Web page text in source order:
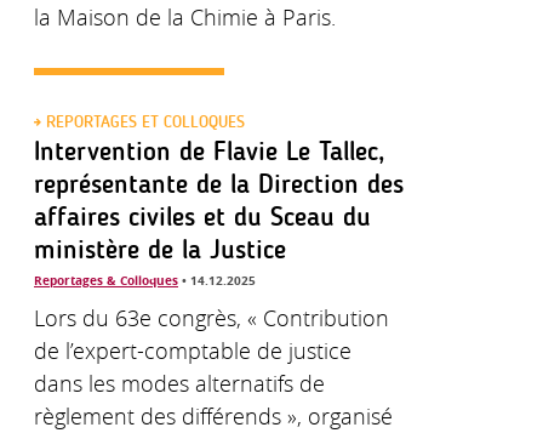
la Maison de la Chimie à Paris.
REPORTAGES ET COLLOQUES
Intervention de Flavie Le Tallec,
représentante de la Direction des
affaires civiles et du Sceau du
ministère de la Justice
Reportages & Colloques • 14.12.2025
Lors du 63e congrès, « Contribution
de l’expert-comptable de justice
dans les modes alternatifs de
règlement des différends », organisé